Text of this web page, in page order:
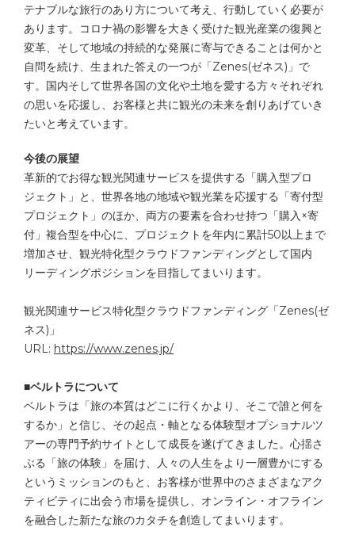
テナブルな旅行のあり方について考え、行動していく必要が
あります。コロナ禍の影響を大きく受けた観光産業の復興と
変革、そして地域の持続的な発展に寄与できることは何かと
自問を続け、生まれた答えの一つが「Zenes(ゼネス)」で
す。国内そして世界各国の文化や土地を愛する方々それぞれ
の思いを応援し、お客様と共に観光の未来を創りあげていき
たいと考えています。
今後の展望
革新的でお得な観光関連サービスを提供する「購入型プロ
ジェクト」と、世界各地の地域や観光業を応援する「寄付型
プロジェクト」のほか、両方の要素を合わせ持つ「購入×寄
付」複合型を中心に、プロジェクトを年内に累計50以上まで
増加させ、観光特化型クラウドファンディングとして国内
リーディングポジションを目指してまいります。
観光関連サービス特化型クラウドファンディング「Zenes(ゼ
ネス)」
URL: https://www.zenes.jp/
■ベルトラについて
ベルトラは「旅の本質はどこに行くかより、そこで誰と何を
するか」と信じ、その起点・軸となる体験型オプショナルツ
アーの専門予約サイトとして成長を遂げてきました。心揺さ
ぶる「旅の体験」を届け、人々の人生をより一層豊かにする
というミッションのもと、お客様が世界中のさまざまなアク
ティビティに出会う市場を提供し、オンライン・オフライン
を融合した新たな旅のカタチを創造してまいります。